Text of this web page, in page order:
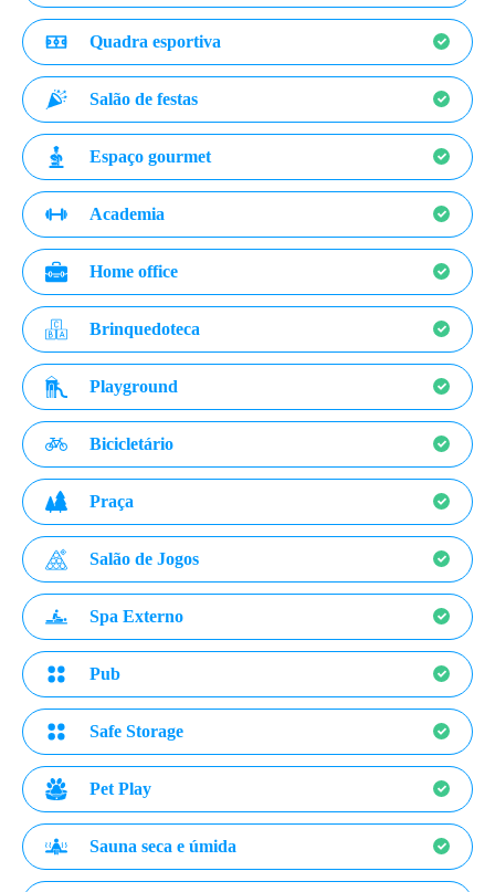
Quadra esportiva
Salão de festas
Espaço gourmet
Academia
Home office
Brinquedoteca
Playground
Bicicletário
Praça
Salão de Jogos
Spa Externo
Pub
Safe Storage
Pet Play
Sauna seca e úmida